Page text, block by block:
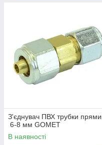
З'єднувач ПВХ трубки
6-8 мм GOMET
В наявності